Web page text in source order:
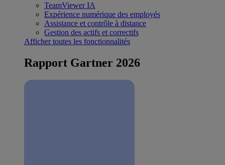
TeamViewer IA
Expérience numérique des employés
Assistance et contrôle à distance
Gestion des actifs et correctifs
Afficher toutes les fonctionnalités
Rapport Gartner 2026